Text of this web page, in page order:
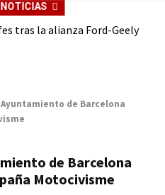
tras la alianza Ford-Geely
Ayuntamiento de Barcelona
de Barcelona
Motocivisme